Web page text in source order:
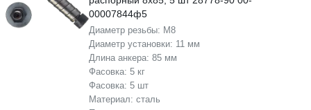
00007844ф5
Диаметр резьбы: М8
Диаметр установки: 11 мм
Длина анкера: 85 мм
Фасовка: 5 кг
Фасовка: 5 шт
Материал: сталь